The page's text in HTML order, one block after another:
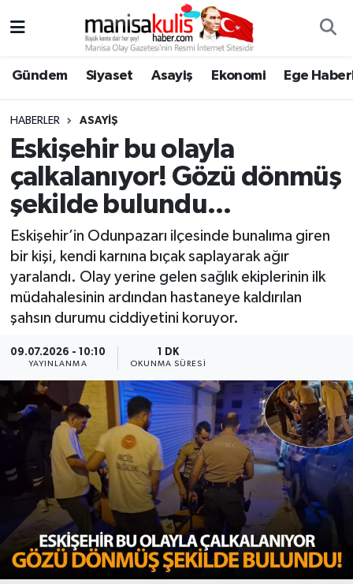
Gündem Siyaset Asayiş Ekonomi Ege
HABERLER ASAYIŞ
Eskişehir bu olayla
çalkalanıyor! Gözü dönmüş
şekilde bulundu...
Eskişehir’in Odunpazarı ilçesinde bunalıma giren
bir kişi, kendi karnına bıçak saplayarak ağır
yaralandı. Olay yerine gelen sağlık ekiplerinin ilk
müdahalesinin ardından hastaneye kaldırılan
şahsın durumu ciddiyetini koruyor.
09.07.2026 - 10:10
YAYINLANMA
1 DK
OKUNMA SÜRESI
Ege Haberleri
Ekonomi
Genel
Resmi İlan
Siyaset
Türkiye
Yaşam
Yunusemre Hava Durumu
Yunusemre Trafik Yoğunluk Haritası
Süper Lig Puan Durumu ve Fikstür
Son Dakika Haberleri
Haber Arşivi